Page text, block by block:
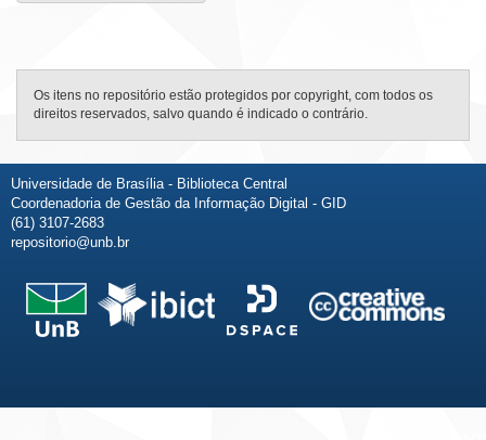
Os itens no repositório estão protegidos por copyright, com todos os
direitos reservados, salvo quando é indicado o contrário.
Universidade de Brasília - Biblioteca Central
Coordenadoria de Gestão da Informação Digital - GID
(61) 3107-2683
repositorio@unb.br